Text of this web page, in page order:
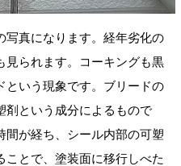
真になります。 経年劣化の
見られます。コーキングも黒
という現象です。ブリードの
剤という成分によるもので
間が経ち、シール内部の可塑
とで、塗装面に移行しべた